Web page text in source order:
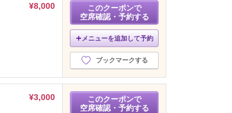
¥8,000
このクーポンで
空席確認・予約する
メニューを追加して予約
ブックマークする
¥3,000
このクーポンで
空席確認・予約する